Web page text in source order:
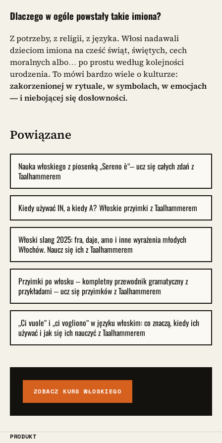
Dlaczego w ogóle powstały takie imiona?
Z potrzeby, z religii, z języka. Włosi nadawali
dzieciom imiona na cześć świąt, świętych, cech
moralnych albo… po prostu według kolejności
urodzenia. To mówi bardzo wiele o kulturze:
zakorzenionej w rytuale, w symbolach, w emocjach
— i niebojącej się dosłowności.
Powiązane
Nauka włoskiego z piosenką „Sereno è”– ucz się całych zdań z
Taalhammerem
Kiedy używać IN, a kiedy A? Włoskie przyimki z Taalhammerem
Włoski slang 2025: fra, daje, amo i inne wyrażenia młodych
Włochów. Naucz się ich z Taalhammerem
Przyimki po włosku – kompletny przewodnik gramatyczny z
przykładami – ucz się przyimków z Taalhammerem
„Ci vuole” i „ci vogliono” w języku włoskim: co znaczą, kiedy ich
używać i jak się ich nauczyć z Taalhammerem
ZOBACZ KURS WŁOSKIEGO
PRODUKT